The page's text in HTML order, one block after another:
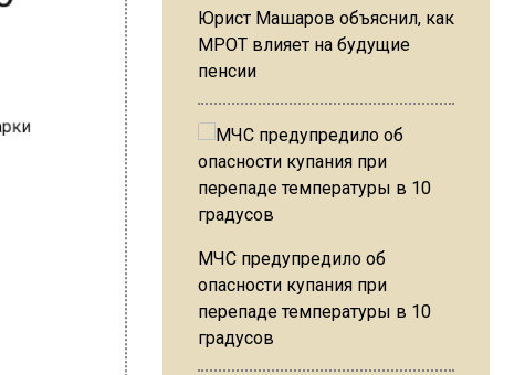
Юрист Машаров объяснил, как
МРОТ влияет на будущие
пенсии
МЧС предупредило об
опасности купания при
перепаде температуры в 10
градусов